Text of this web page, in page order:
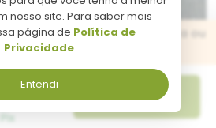
pagando no Depósito em Conta ou
Reservar
nosso site. Para saber mais
página de Política de
Privacidade
Entendi